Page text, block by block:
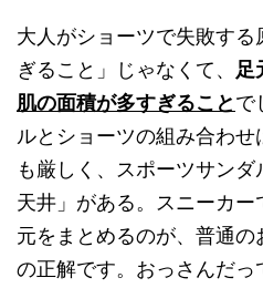
大人がショーツで失敗す
ぎること」じゃなくて、 足
肌の面積が多すぎることで
ルとショーツの組み合わ
も厳しく、スポーツサン
天井」がある。スニーカ
元をまとめるのが、普通
の正解です。おっさんだ